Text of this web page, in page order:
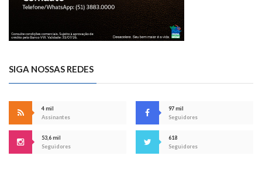
SIGA NOSSAS REDES
4 mil
Assinantes
97 mil
Seguidores
53,6 mil
Seguidores
618
Seguidores